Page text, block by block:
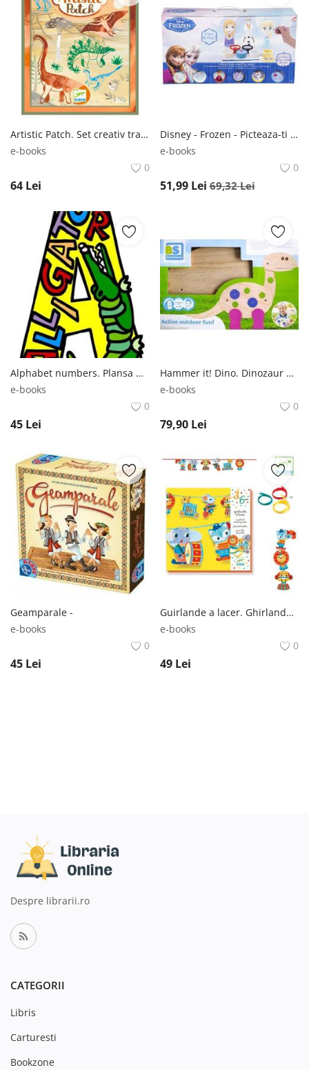
Artistic Patch. Set creativ transfer: Dinozauri -
e-books
0
64 Lei
Disney - Frozen - Picteaza-ti personajele preferate -
e-books
0
51,99 Lei 69,32Lei
Alphabet numbers. Plansa de colorat catifea, Alfabet si numere -
e-books
0
45 Lei
Hammer it! Dino. Dinozaur de construit -
e-books
0
79,90 Lei
Geamparale -
e-books
0
45 Lei
Guirlande a lacer. Ghirlande cu animale -
e-books
0
49 Lei
Despre librarii.ro
CATEGORII
Libris
Carturesti
Bookzone